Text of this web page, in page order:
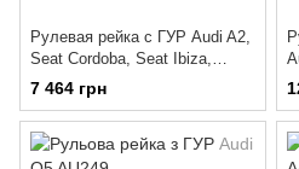
Рулевая рейка с ГУР Audi A2,
Seat Cordoba, Seat Ibiza,
Skoda Fabia, Vw Lupo, Vw
Polo AU228R
7 464 грн